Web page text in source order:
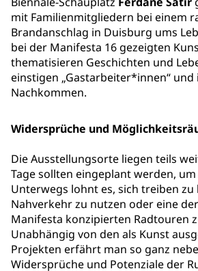
mit Familienmitgliedern bei einem
Brandanschlag in Duisburg ums
bei der Manifesta 16 gezeigten
thematisieren Geschichten und
einstigen „Gastarbeiter*innen“ und
Nachkommen.
Widersprüche und
Die Ausstellungsorte liegen teils
Tage sollten eingeplant werden,
Unterwegs lohnt es, sich treiben zu
Nahverkehr zu nutzen oder eine
Manifesta konzipierten Radtouren
Unabhängig von den als Kunst
Projekten erfährt man so ganz
Widersprüche und Potenziale der